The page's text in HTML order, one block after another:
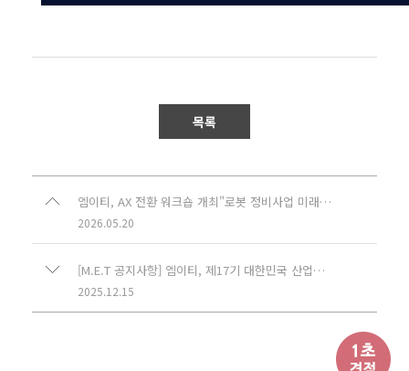
목록
엠이티, AX 전환 워크숍 개최"로봇 정비사업 미래 성장축 육성"(기사)
2026.05.20
[M.E.T 공지사항] 엠이티, 제17기 대한민국 산업현장교수 위촉
2025.12.15